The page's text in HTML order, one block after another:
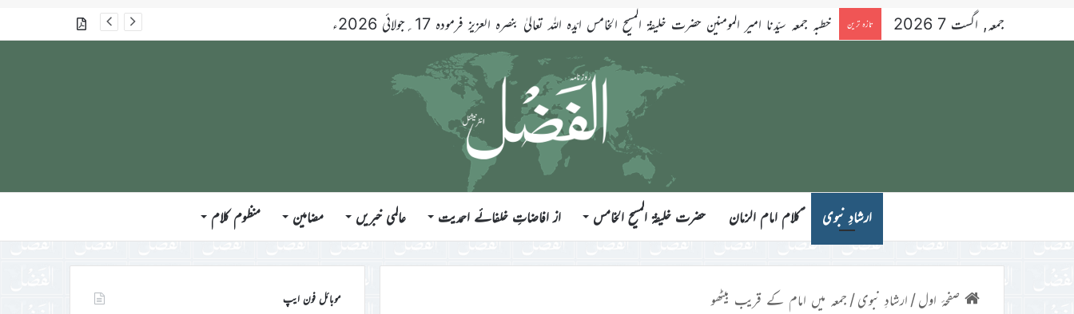
جمعہ, اگست 7 2026 تازہ ترین خطبہ جمعہ سیّدنا امیر المومنین حضرت خلیفۃ المسیح الخامس ایّدہ اللہ تعالیٰ بنصرہ العزیز فرمودہ 17؍جولائی 2026ء گذشتہ شمارے
ارشادِ نبوی ؑکلام امام الزمان حضرت خلیفۃ المسیح الخامس از افاضاتِ خلفائے احمدیت عالمی خبریں مضامین منظوم کلام
صفحۂ اول/ ارشادِ نبوی/ جمعہ میں امام کے قریب بیٹھو موبائل فون ایپ